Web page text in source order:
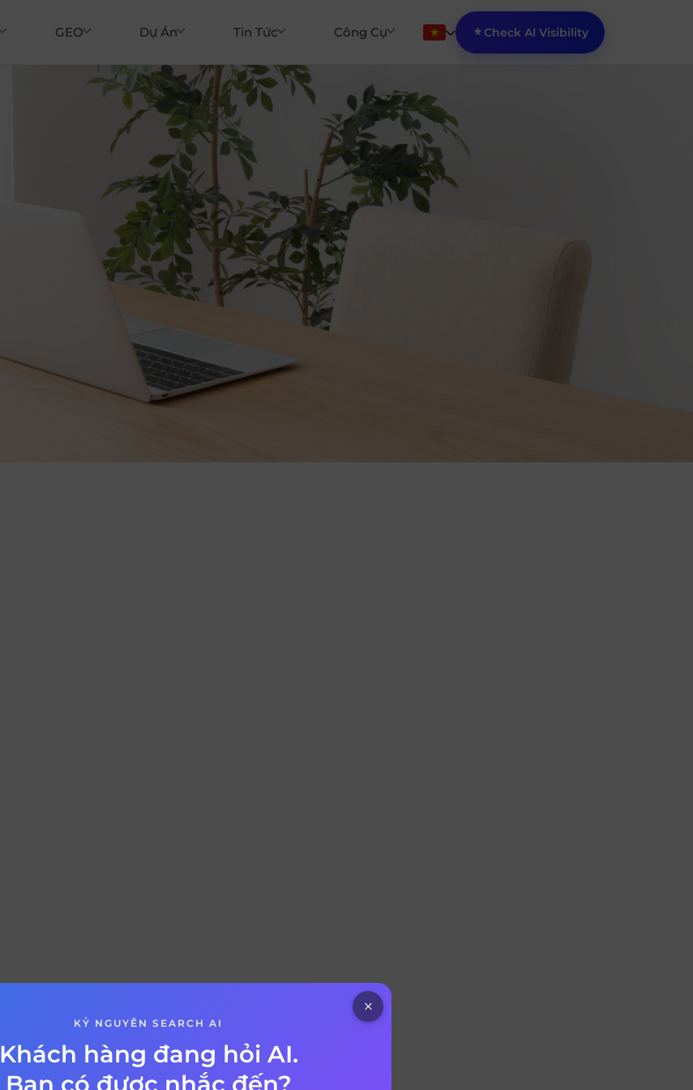
GEO Dự Án Tin Tức Công Cụ Check AI Visibility
VỀ BÀI VIẾT
KỶ NGUYÊN SEARCH AI
Khách hàng đang hỏi AI.
Bạn có được nhắc đến?